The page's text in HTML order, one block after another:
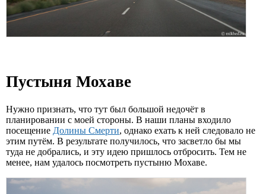
Пустыня Мохаве
Нужно признать, что тут был большой недочёт в
планировании с моей стороны. В наши планы входило
посещение Долины Смерти, однако ехать к ней следовало не
этим путём. В результате получилось, что засветло бы мы
туда не добрались, и эту идею пришлось отбросить. Тем не
менее, нам удалось посмотреть пустыню Мохаве.